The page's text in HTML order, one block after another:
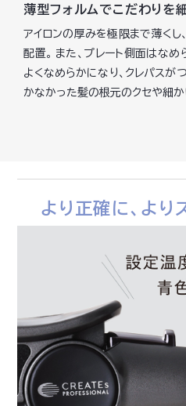
薄型フォルムでこだわりを
アイロンの厚みを極限まで薄くし
配置。 また、プレート側面はな
よくなめらかになり、クレパスが
かなかった髪の根元のクセや細か
より正確に、より